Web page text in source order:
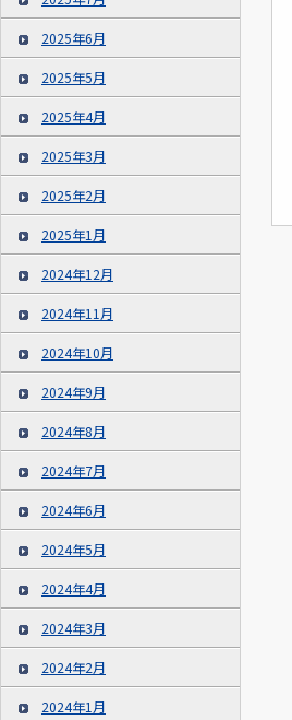
2025年6月
2025年5月
2025年4月
2025年3月
2025年2月
2025年1月
2024年12月
2024年11月
2024年10月
2024年9月
2024年8月
2024年7月
2024年6月
2024年5月
2024年4月
2024年3月
2024年2月
2024年1月